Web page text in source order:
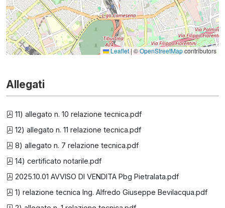
Leaflet|©OpenStreetMapcontributors
Allegati
11) allegato n. 10 relazione tecnica.pdf
12) allegato n. 11 relazione tecnica.pdf
8) allegato n. 7 relazione tecnica.pdf
14) certificato notarile.pdf
2025.10.01 AVVISO DI VENDITA Pbg Pietralata.pdf
1) relazione tecnica Ing. Alfredo Giuseppe Bevilacqua.pdf